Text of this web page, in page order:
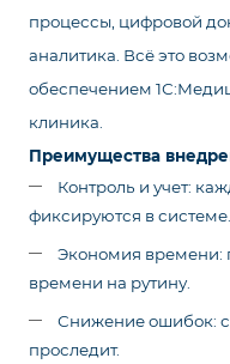
процессы, цифровой
аналитика. Всё это
обеспечением
клиника.
Преимущества
Контроль и учет:
фиксируются в системе.
Экономия времени:
времени на рутину.
Снижение ошибок:
проследит.